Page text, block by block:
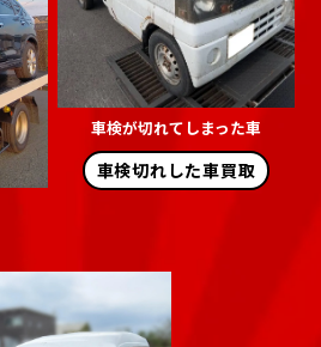
車検が切れてしまった車
車検切れした車買取